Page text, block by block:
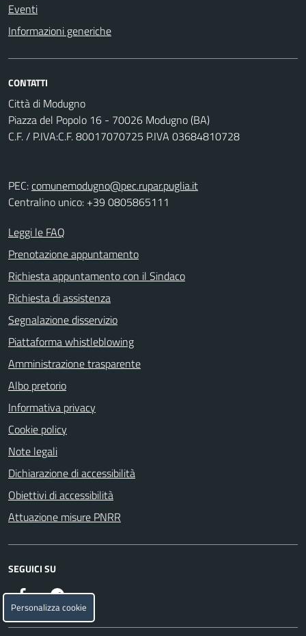
Eventi
Informazioni generiche
CONTATTI
Città di Modugno
Piazza del Popolo 16 - 70026 Modugno (BA)
C.F. / P.IVA:C.F. 80017070725 P.IVA 03684810728
PEC:comunemodugno@pec.rupar.puglia.it
Centralino unico: +39 0805865111
Leggi le FAQ
Prenotazione appuntamento
Richiesta appuntamento con il Sindaco
Richiesta di assistenza
Segnalazione disservizio
Piattaforma whistleblowing
Amministrazione trasparente
Albo pretorio
Informativa privacy
Cookie policy
Note legali
Dichiarazione di accessibilità
Obiettivi di accessibilità
Attuazione misure PNRR
SEGUICI SU
FacebookTelegram
Personalizza cookie